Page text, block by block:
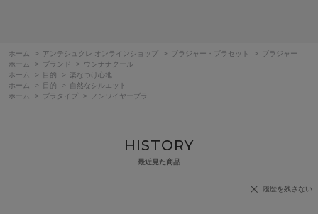
ホーム > アンテシュクレ オンラインショップ > ブラジャー・ブラセット >
ブラジャー
ホーム
> ブランド >
ウンナナクール
ホーム
> 目的 >
楽なつけ心地
ホーム
> 目的 >
自然なシルエット
ホーム
> ブラタイプ > ノンワイヤーブラ
HISTORY
最近見た商品
履歴を残さない